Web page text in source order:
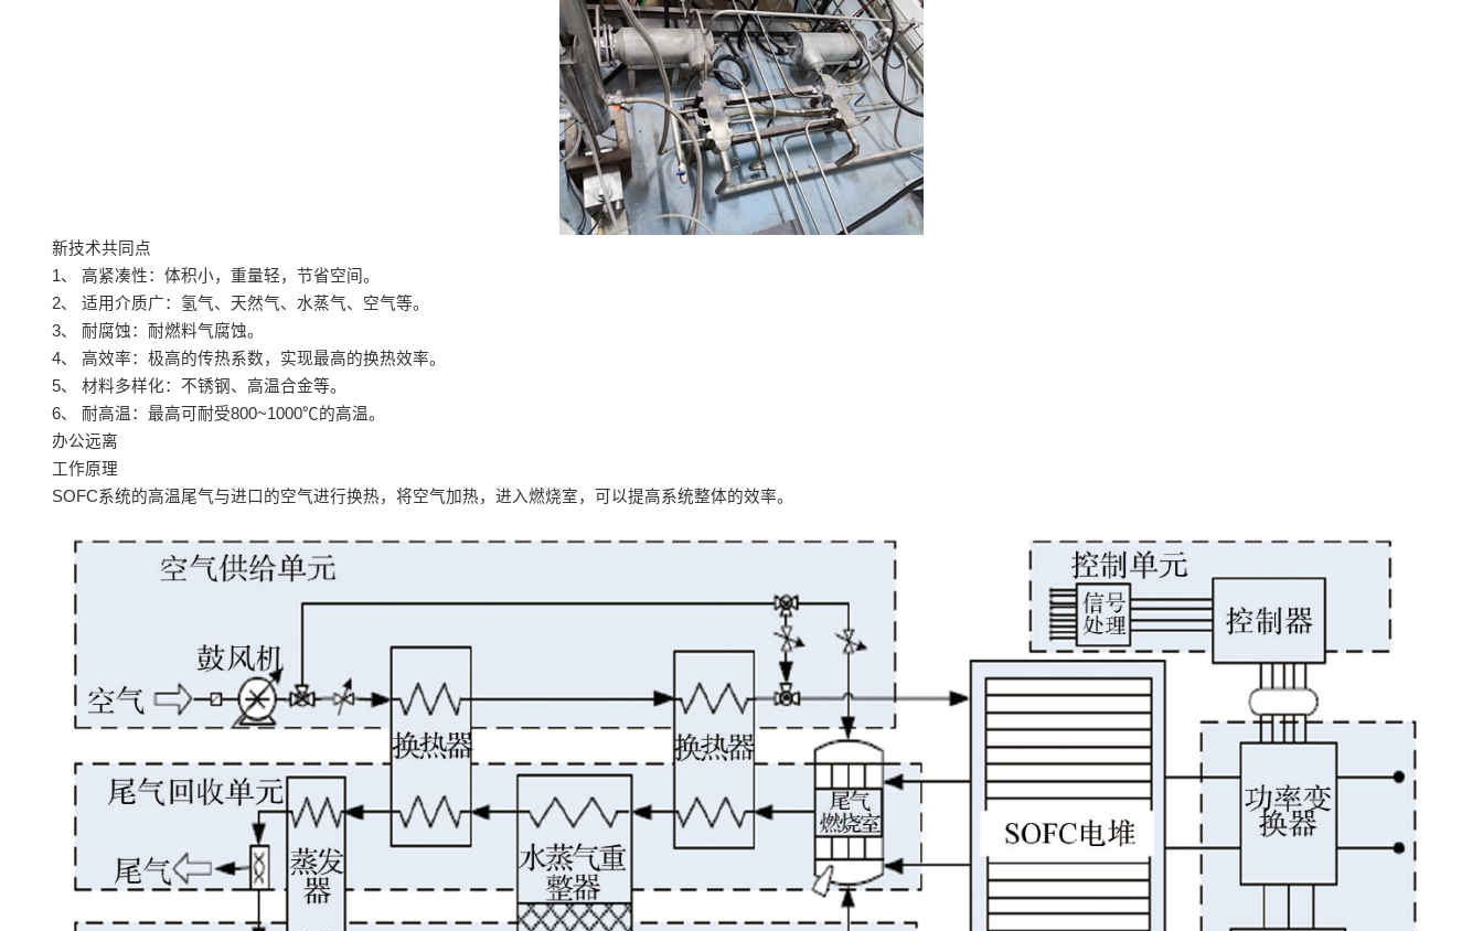
新技术共同点
1、 高紧凑性：体积小，重量轻，节省空间。
2、 适用介质广：氢气、天然气、水蒸气、空气等。
3、 耐腐蚀：耐燃料气腐蚀。
4、 高效率：极高的传热系数，实现最高的换热效率。
5、 材料多样化：不锈钢、高温合金等。
6、 耐高温：最高可耐受800~1000℃的高温。
办公远离
工作原理
SOFC系统的高温尾气与进口的空气进行换热，将空气加热，进入燃烧室，可以提高系统整体的效率。